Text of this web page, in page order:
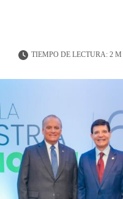
TIEMPO DE LECTURA: 2 M